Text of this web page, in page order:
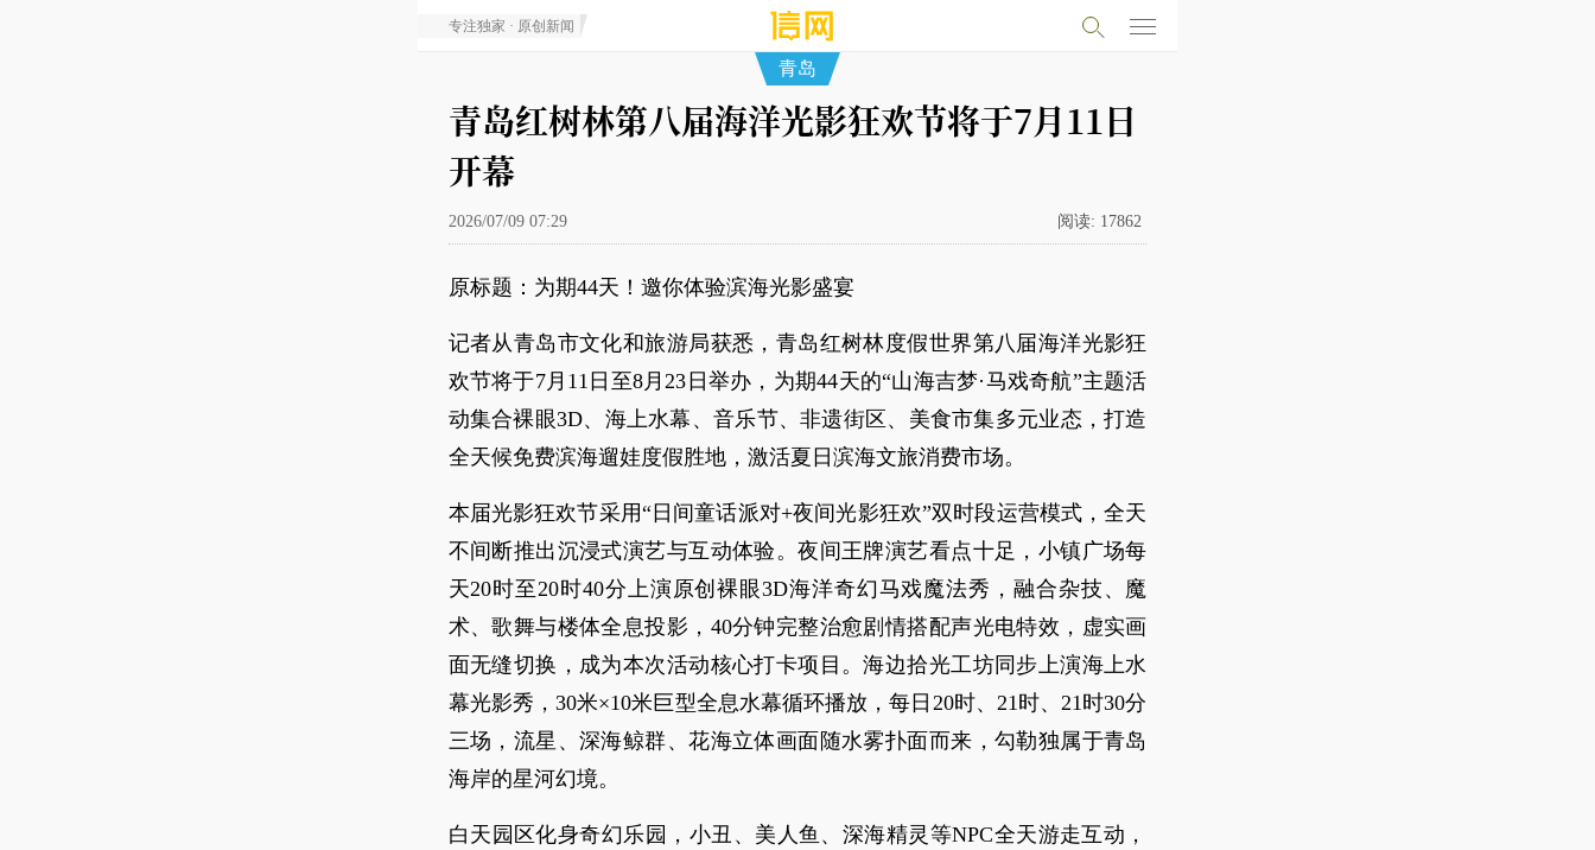
专注独家 · 原创新闻
青岛
青岛红树林第八届海洋光影狂欢节将于7月11日
开幕
2026/07/09 07:29 阅读: 17862
原标题：为期44天！邀你体验滨海光影盛宴
记者从青岛市文化和旅游局获悉，青岛红树林度假世界第八届海洋光影狂
欢节将于7月11日至8月23日举办，为期44天的“山海吉梦·马戏奇航”主题活
动集合裸眼3D、海上水幕、音乐节、非遗街区、美食市集多元业态，打造
全天候免费滨海遛娃度假胜地，激活夏日滨海文旅消费市场。
本届光影狂欢节采用“日间童话派对+夜间光影狂欢”双时段运营模式，全天
不间断推出沉浸式演艺与互动体验。夜间王牌演艺看点十足，小镇广场每
天20时至20时40分上演原创裸眼3D海洋奇幻马戏魔法秀，融合杂技、魔
术、歌舞与楼体全息投影，40分钟完整治愈剧情搭配声光电特效，虚实画
面无缝切换，成为本次活动核心打卡项目。海边拾光工坊同步上演海上水
幕光影秀，30米×10米巨型全息水幕循环播放，每日20时、21时、21时30分
三场，流星、深海鲸群、花海立体画面随水雾扑面而来，勾勒独属于青岛
海岸的星河幻境。
白天园区化身奇幻乐园，小丑、美人鱼、深海精灵等NPC全天游走互动，